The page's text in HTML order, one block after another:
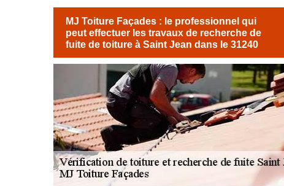
MJ Toiture Façades : le professionnel qui
peut effectuer les travaux de recherche de
fuite de toiture à Saint Jean dans le 31240